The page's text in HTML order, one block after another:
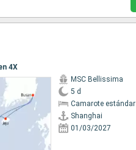
4X
MSC Bellissima
5 d
Camarote estándar
Shanghai
01/03/2027